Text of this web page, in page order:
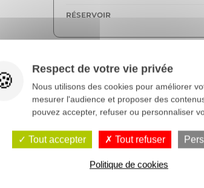
RÉSERVOIR
Poids
POIDS VIDE
PTAC
CHARGE UTILE
Respect de votre vie privée
Nous utilisons des cookies pour améliorer
mesurer l'audience et proposer des
pouvez accepter, refuser ou personnaliser
Tout accepter Tout refuser
Politique de cookies